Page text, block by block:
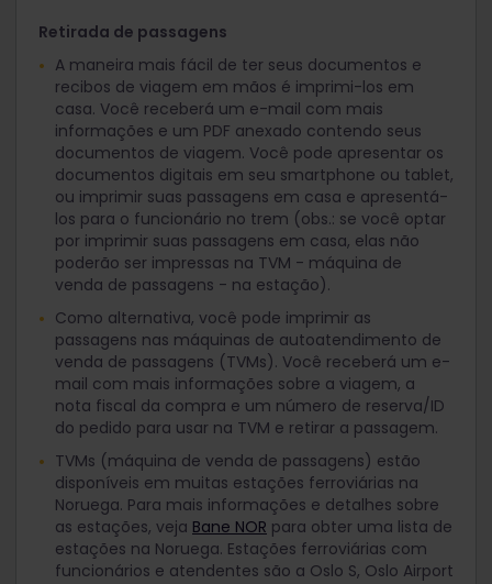
Retirada de passagens
A maneira mais fácil de ter seus documentos e
recibos de viagem em mãos é imprimi-los em
casa. Você receberá um e-mail com mais
informações e um PDF anexado contendo seus
documentos de viagem. Você pode apresentar os
documentos digitais em seu smartphone ou tablet,
ou imprimir suas passagens em casa e apresentá-
los para o funcionário no trem (obs.: se você optar
por imprimir suas passagens em casa, elas não
poderão ser impressas na TVM - máquina de
venda de passagens - na estação).
Como alternativa, você pode imprimir as
passagens nas máquinas de autoatendimento de
venda de passagens (TVMs). Você receberá um e-
mail com mais informações sobre a viagem, a
nota fiscal da compra e um número de reserva/ID
do pedido para usar na TVM e retirar a passagem.
TVMs (máquina de venda de passagens) estão
disponíveis em muitas estações ferroviárias na
Noruega. Para mais informações e detalhes sobre
as estações, veja Bane NOR para obter uma lista de
estações na Noruega. Estações ferroviárias com
funcionários e atendentes são a Oslo S, Oslo Airport